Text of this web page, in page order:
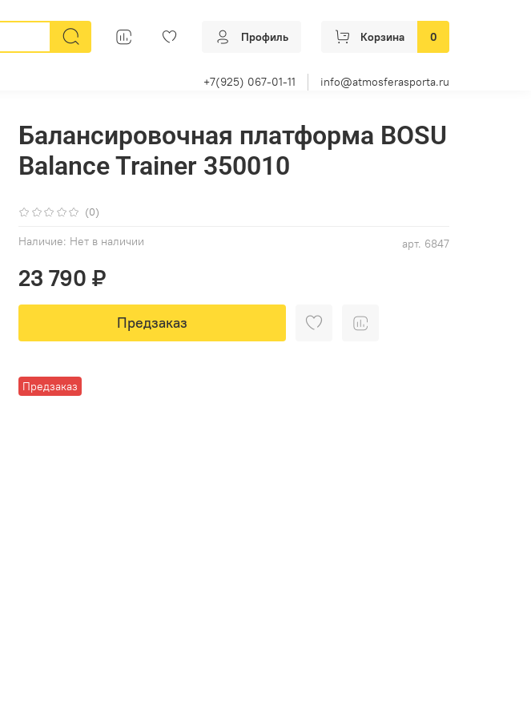
Профиль Корзина 0
+7(925) 067-01-11 info@atmosferasporta.ru
(0)
арт. 6847
Наличие: Нет в наличии
Предзаказ
Балансировочная платформа BOSU
Balance Trainer 350010
23 790 ₽
Предзаказ